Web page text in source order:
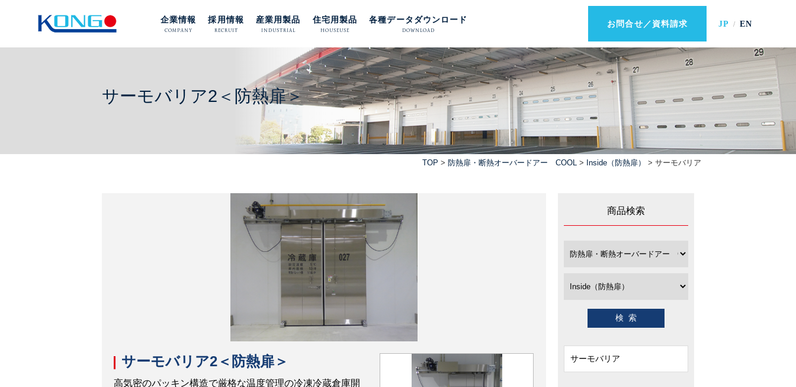
企業情報
COMPANY
採用情報
RECRUIT
産業用製品
INDUSTRIAL
住宅用製品
HOUSEUSE
各種データダウンロード
DOWNLOAD
お問合せ／資料請求 JP EN
サーモバリア2＜防熱扉＞
TOP > 防熱扉・断熱オーバードアー COOL > Inside（防熱扉） > サーモバリア
サーモバリア2＜防熱扉＞
高気密のパッキン構造で厳格な温度管理の冷凍冷蔵倉庫開
商品検索